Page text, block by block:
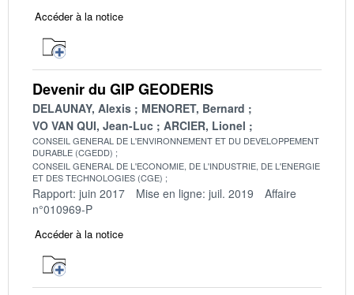
Accéder à la notice
Devenir du GIP GEODERIS
DELAUNAY, Alexis
MENORET, Bernard
VO VAN QUI, Jean-Luc
ARCIER, Lionel
CONSEIL GENERAL DE L'ENVIRONNEMENT ET DU DEVELOPPEMENT
DURABLE (CGEDD)
CONSEIL GENERAL DE L'ECONOMIE, DE L'INDUSTRIE, DE L'ENERGIE
ET DES TECHNOLOGIES (CGE)
Rapport: juin 2017 Mise en ligne: juil. 2019
Affaire
n°010969-P
Accéder à la notice